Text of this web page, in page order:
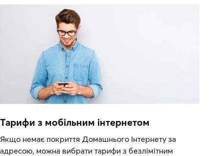
Тарифи з мобільним інтернетом
Якщо немає покриття Домашнього Інтернету за
адресою, можна вибрати тарифи з безлімітним